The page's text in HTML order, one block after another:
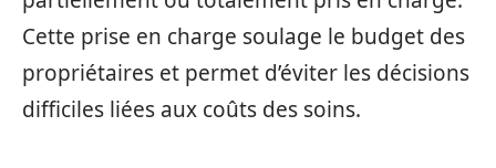
Cette prise en charge soulage le budget des
propriétaires et permet d’éviter les décisions
difficiles liées aux coûts des soins.